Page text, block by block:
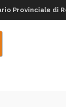
Provinciale di